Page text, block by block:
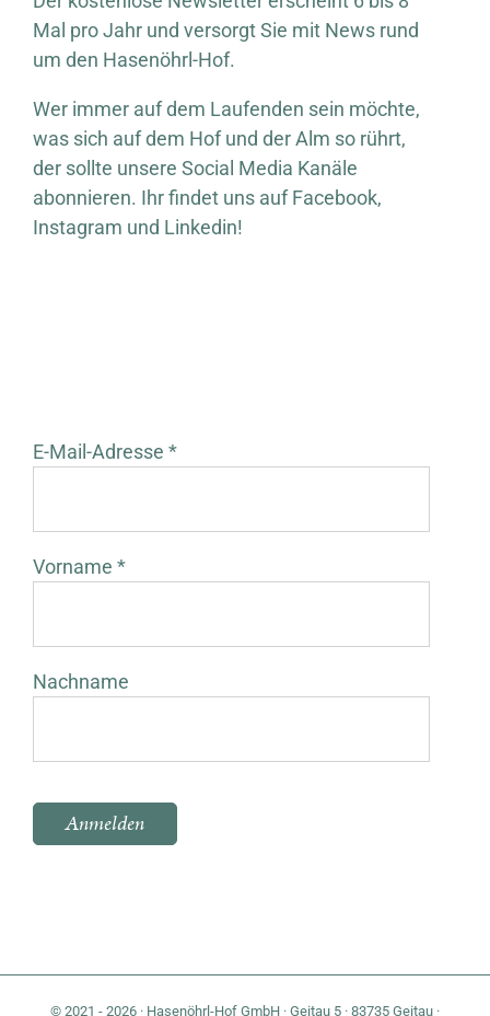
Mal pro Jahr und versorgt Sie mit News rund
um den Hasenöhrl-Hof.
Wer immer auf dem Laufenden sein möchte,
was sich auf dem Hof und der Alm so rührt,
der sollte unsere Social Media Kanäle
abonnieren. Ihr findet uns auf Facebook,
Instagram und Linkedin!
E-Mail-Adresse *
Vorname *
Nachname
Bitte lasse dieses Feld leer.
© 2021 - 2026 · Hasenöhrl-Hof GmbH · Geitau 5 · 83735 Geitau ·